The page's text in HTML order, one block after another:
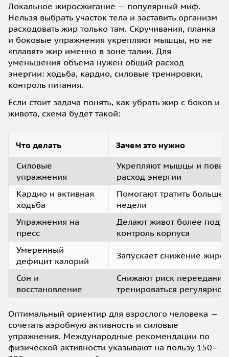
Локальное жиросжигание — популярный миф.
Нельзя выбрать участок тела и заставить организм
расходовать жир только там. Скручивания, планка
и боковые упражнения укрепляют мышцы, но не
«плавят» жир именно в зоне талии. Для
уменьшения объема нужен общий расход
энергии: ходьба, кардио, силовые тренировки,
контроль питания.
Если стоит задача понять, как убрать жир с боков и
живота, схема будет такой:
Что делать
Зачем это нужно
Силовые
упражнения
Укрепляют мышцы и
расход энергии
Кардио и активная
ходьба
Помогают тратить больше
недели
Упражнения на
пресс
Делают живот более
контроль корпуса
Умеренный
дефицит калорий
Запускает снижение
Сон и
восстановление
Снижают риск
тренироваться регулярно
Оптимальный ориентир для взрослого человека —
сочетать аэробную активность и силовые
упражнения. Международные рекомендации по
физической активности указывают на пользу 150–